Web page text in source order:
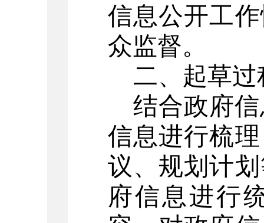
信息公开工
众监督。
二、起草
结合政府
信息进行梳
议、规划计
府信息进行